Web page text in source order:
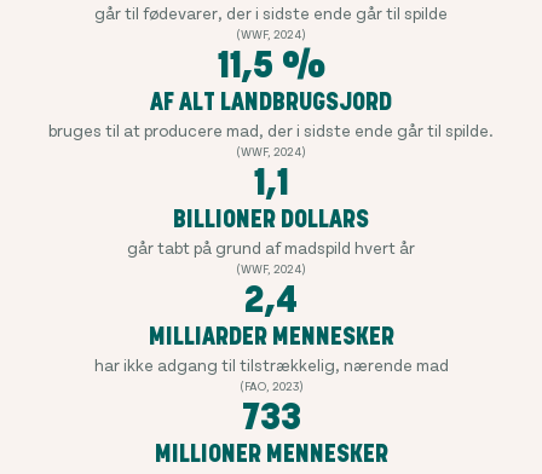
går til fødevarer, der i sidste ende går til spilde
(WWF, 2024)
11,5 %
AF ALT LANDBRUGSJORD
bruges til at producere mad, der i sidste ende går til spilde.
(WWF, 2024)
1,1
BILLIONER DOLLARS
går tabt på grund af madspild hvert år
(WWF, 2024)
2,4
MILLIARDER MENNESKER
har ikke adgang til tilstrækkelig, nærende mad
(FAO, 2023)
733
MILLIONER MENNESKER